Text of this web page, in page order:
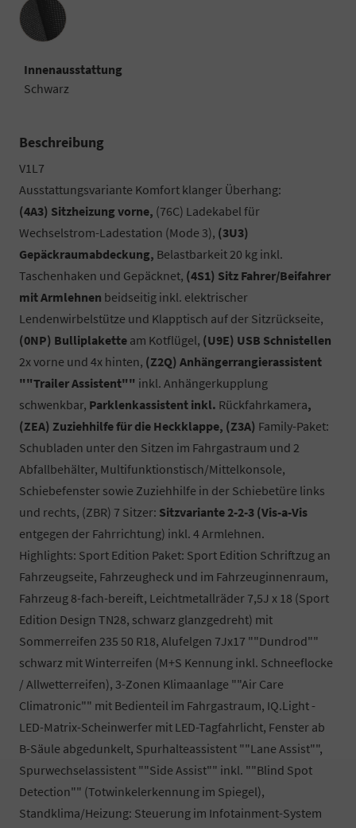
Innenausstattung
Innenausstattung
Schwarz
Beschreibung
V1L7
Ausstattungsvariante Komfort klanger Überhang:
(4A3) Sitzheizung vorne, (76C) Ladekabel für
Wechselstrom-Ladestation (Mode 3), (3U3)
Gepäckraumabdeckung, Belastbarkeit 20 kg inkl.
Taschenhaken und Gepäcknet, (4S1) Sitz Fahrer/Beifahrer
mit Armlehnen beidseitig inkl. elektrischer
Lendenwirbelstütze und Klapptisch auf der Sitzrückseite,
(0NP) Bulliplakette am Kotflügel, (U9E) USB Schnistellen
2x vorne und 4x hinten, (Z2Q) Anhängerrangierassistent
""Trailer Assistent"" inkl. Anhängerkupplung
schwenkbar, Parklenkassistent inkl. Rückfahrkamera,
(ZEA) Zuziehhilfe für die Heckklappe, (Z3A) Family-Paket:
Schubladen unter den Sitzen im Fahrgastraum und 2
Abfallbehälter, Multifunktionstisch/Mittelkonsole,
Schiebefenster sowie Zuziehhilfe in der Schiebetüre links
und rechts, (ZBR) 7 Sitzer: Sitzvariante 2-2-3 (Vis-a-Vis
entgegen der Fahrrichtung) inkl. 4 Armlehnen.
Highlights: Sport Edition Paket: Sport Edition Schriftzug an
Fahrzeugseite, Fahrzeugheck und im Fahrzeuginnenraum,
Fahrzeug 8-fach-bereift, Leichtmetallräder 7,5J x 18 (Sport
Edition Design TN28, schwarz glanzgedreht) mit
Sommerreifen 235 50 R18, Alufelgen 7Jx17 ""Dundrod""
schwarz mit Winterreifen (M+S Kennung inkl. Schneeflocke
/ Allwetterreifen), 3-Zonen Klimaanlage ""Air Care
Climatronic"" mit Bedienteil im Fahrgastraum, IQ.Light -
LED-Matrix-Scheinwerfer mit LED-Tagfahrlicht, Fenster ab
B-Säule abgedunkelt, Spurhalteassistent ""Lane Assist"",
Spurwechselassistent ""Side Assist"" inkl. ""Blind Spot
Detection"" (Totwinkelerkennung im Spiegel),
Standklima/Heizung: Steuerung im Infotainment-System